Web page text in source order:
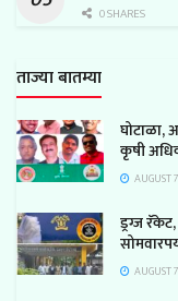
0 SHARES
ताज्या बातम्या
घोटाळा,
कृषी
AUGUST
ड्रग्ज
AUGUST